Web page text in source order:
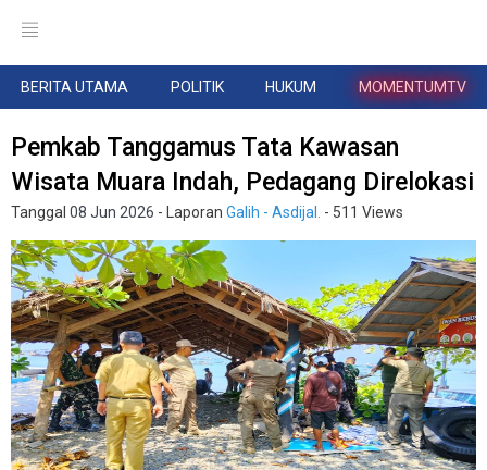
BERITA UTAMA POLITIK HUKUM MOMENTUMTV
Pemkab Tanggamus Tata Kawasan
Wisata Muara Indah, Pedagang Direlokasi
Tanggal 08 Jun 2026 - Laporan Galih - Asdijal. - 511 Views